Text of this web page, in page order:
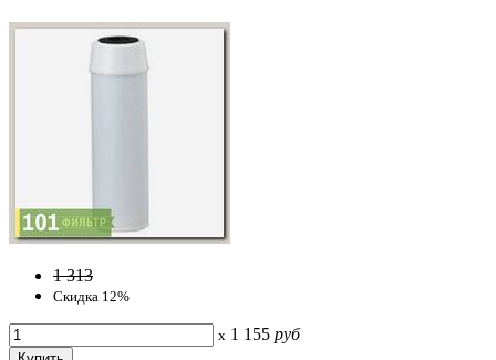
1 313
Скидка 12%
x 1 155 руб